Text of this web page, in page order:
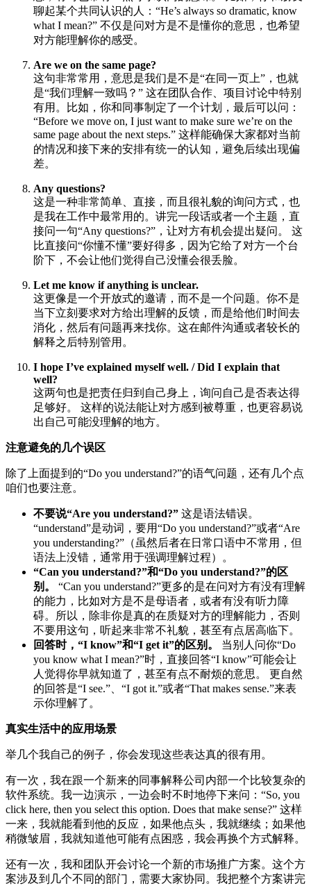
聊起某个共同认识的人：“He’s always so dramatic, know
what I mean?” 不仅是问对方是不是懂你的意思，也希望
对方能理解你的感受。
Are we on the same page?
这句非常常用，意思是我们是不是“在同一页上”，也就
是“我们理解一致吗？” 这在团队合作、项目讨论中特别
有用。比如，你和同事制定了一个计划，最后可以问：
“Before we move on, I just want to make sure we’re on the
same page about the next steps.” 这样能确保大家都对当前
的情况和接下来的安排有统一的认知，避免后续出现偏
差。
Any questions?
这是一种非常简单、直接，而且很礼貌的询问方式，也
是我在工作中最常用的。讲完一段话或者一个主题，直
接问一句“Any questions?”，让对方有机会提出疑问。 这
比直接问“你懂不懂”要好得多，因为它给了对方一个台
阶下，不会让他们觉得自己没懂会很丢脸。
Let me know if anything is unclear.
这更像是一个开放式的邀请，而不是一个问题。你不是
当下立刻要求对方给出理解的反馈，而是给他们时间去
消化，然后有问题再来找你。这在邮件沟通或者较长的
解释之后特别管用。
I hope I’ve explained myself well. / Did I explain that
well?
这两句也是把责任归到自己身上，询问自己是否表达得
足够好。 这样的说法能让对方感到被尊重，也更容易说
出自己可能没理解的地方。
注意避免的几个误区
除了上面提到的“Do you understand?”的语气问题，还有几个点
咱们也要注意。
不要说“Are you understand?” 这是语法错误。
“understand”是动词，要用“Do you understand?”或者“Are
you understanding?”（虽然后者在日常口语中不常用，但
语法上没错，通常用于强调理解过程）。
“Can you understand?”和“Do you understand?”的区
别。
“Can you understand?”更多的是在问对方有没有理解
的能力，比如对方是不是母语者，或者有没有听力障
碍。所以，除非你是真的在质疑对方的理解能力，否则
不要用这句，听起来非常不礼貌，甚至有点居高临下。
回答时，“I know”和“I get it”的区别。
当别人问你“Do
you know what I mean?”时，直接回答“I know”可能会让
人觉得你早就知道了，甚至有点不耐烦的意思。 更自然
的回答是“I see.”、“I got it.”或者“That makes sense.”来表
示你理解了。
真实生活中的应用场景
举几个我自己的例子，你会发现这些表达真的很有用。
有一次，我在跟一个新来的同事解释公司内部一个比较复杂的
软件系统。我一边演示，一边会时不时地停下来问：“So, you
click here, then you select this option. Does that make sense?” 这样
一来，我就能看到他的反应，如果他点头，我就继续；如果他
稍微皱眉，我就知道他可能有点困惑，我会再换个方式解释。
还有一次，我和团队开会讨论一个新的市场推广方案。这个方
案涉及到几个不同的部门，需要大家协同。我把整个方案讲完